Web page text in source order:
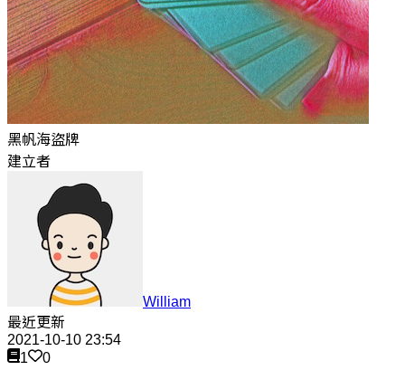
黑帆海盜牌
建立者
William
最近更新
2021-10-10 23:54
1
0